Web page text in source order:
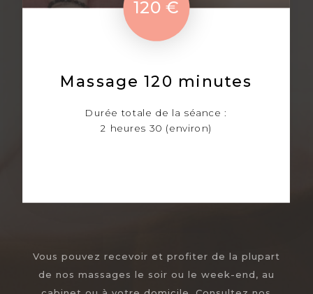
120 €
Massage 120 minutes
Durée totale de la séance :
2 heures 30 (environ)
Vous pouvez recevoir et profiter de la plupart
de nos massages le soir ou le week-end, au